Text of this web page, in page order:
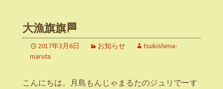
大漁旗旗🏁
2017年3月6日 お知らせ
tsukishima-
maruta
こんにちは。月島もんじゃまるたのジュリでーす